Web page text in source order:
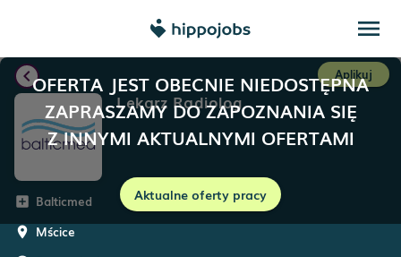
menu
OFERTA JEST OBECNIE NIEDOSTĘPNA
ZAPRASZAMY DO ZAPOZNANIA SIĘ
Z INNYMI AKTUALNYMI OFERTAMI
Aktualne oferty pracy
chevron_left Aplikuj
Lekarz Radiolog
add_box Balticmed
room Mścice